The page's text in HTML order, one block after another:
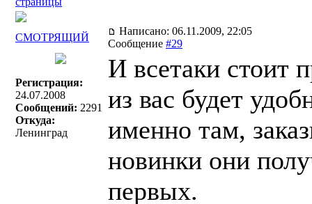
СМОТРЯЩИЙ
Написано: 06.11.2009, 22:05
Сообщение #29
Регистрация:
24.07.2008
Сообщений: 2291
Откуда:
Ленинград
И всетаки стоит
из вас будет
именно там,
новинки они
первых.